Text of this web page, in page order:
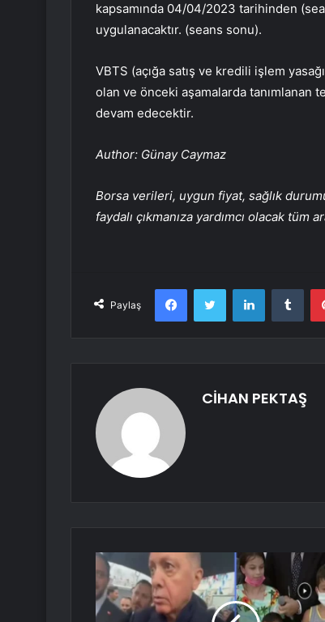
kapsamında 04/04/2023 tarihinden
uygulanacaktır. (seans sonu).
VBTS (açığa satış ve kredili işlem
olan ve önceki aşamalarda tanımlanan
devam edecektir.
Author: Günay Caymaz
Borsa verileri, uygun fiyat, sağlık
faydalı çıkmanıza yardımcı olacak tüm
Paylaş
FacebookTwitter LinkedIn
CİHAN PEKTAŞ